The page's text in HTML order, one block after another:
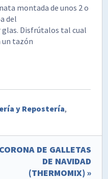
montada de unos 2 o
del
glas. Disfrútalos tal cual
un tazón
y Repostería,
CORONA DE GALLETAS
DE NAVIDAD
(THERMOMIX) »